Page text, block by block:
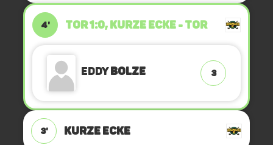
4' TOR 1:0, KURZE ECKE - TOR
EddyBolze 3
3' KURZE ECKE